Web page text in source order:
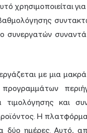
χρησιμοποιείται
συνεργατών
με μια
τιμολόγησης και
Η
δύο ημέρες. Αυτό,